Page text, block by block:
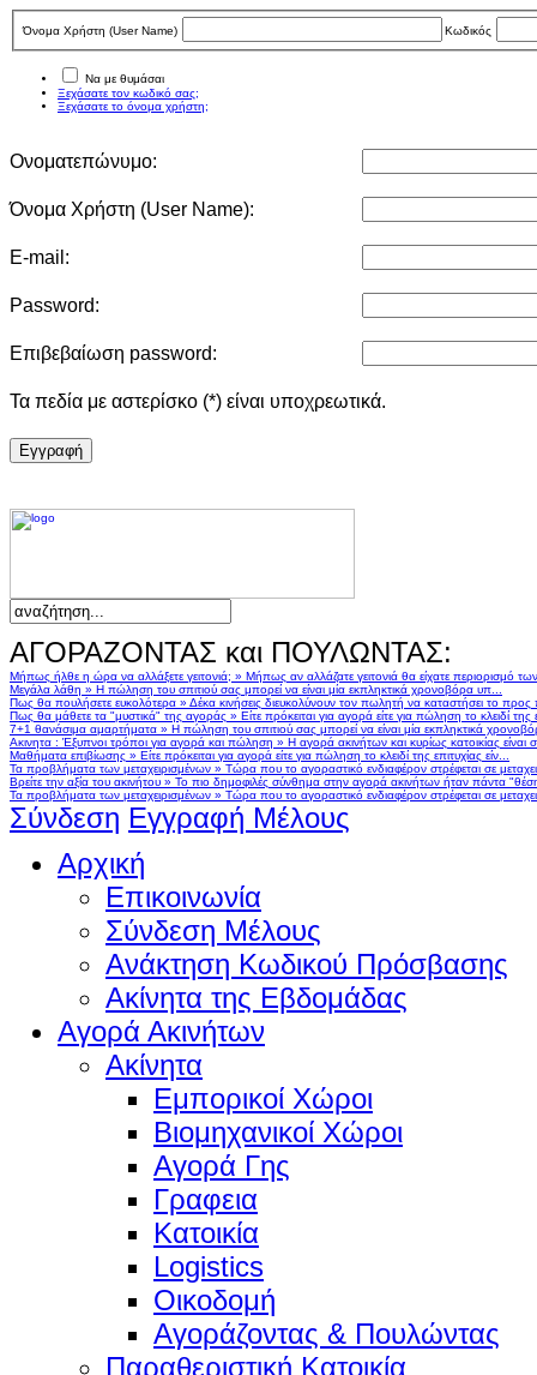
Όνομα Χρήστη (User Νame) Κωδικός
Να με θυμάσαι
Ξεχάσατε τον κωδικό σας;
Ξεχάσατε το όνομα χρήστη;
Ονοματεπώνυμο:
Όνομα Χρήστη (User Νame):
E-mail:
Password:
Επιβεβαίωση password:
Τα πεδία με αστερίσκο (*) είναι υποχρεωτικά.
Eγγραφή
ΑΓΟΡΑΖΟΝΤΑΣ και ΠΟΥΛΩΝΤΑΣ:
Μήπως ήλθε η ώρα να αλλάξετε γειτονιά; » Μήπως αν αλλάζατε γειτονιά θα είχατε περιορισμό
Μεγάλα λάθη » Η πώληση του σπιτιού σας μπορεί να είναι μία εκπληκτικά χρονοβόρα υπ...
Πως θα πουλήσετε ευκολότερα » Δέκα κινήσεις διευκολύνουν τον πωλητή να καταστήσει το
Πως θα μάθετε τα "μυστικά" της αγοράς » Είτε πρόκειται για αγορά είτε για πώληση το κλειδί της
7+1 θανάσιμα αμαρτήματα » Η πώληση του σπιτιού σας μπορεί να είναι μία εκπληκτικά
Ακινητα : Έξυπνοι τρόποι για αγορά και πώληση » Η αγορά ακινήτων και κυρίως κατοικίας
Μαθήματα επιβίωσης » Είτε πρόκειται για αγορά είτε για πώληση το κλειδί της επιτυχίας είν...
Τα προβλήματα των μεταχειρισμένων » Τώρα που το αγοραστικό ενδιαφέρον στρέφεται σε
Βρείτε την αξία του ακινήτου » Το πιο δημοφιλές σύνθημα στην αγορά ακινήτων ήταν πάντα
Τα προβλήματα των μεταχειρισμένων » Τώρα που το αγοραστικό ενδιαφέρον στρέφεται σε
Σύνδεση Εγγραφή Μέλους
Αρχική
Επικοινωνία
Σύνδεση Μέλους
Ανάκτηση Κωδικού Πρόσβασης
Ακίνητα της Εβδομάδας
Αγορά Ακινήτων
Ακίνητα
Εμπορικοί Χώροι
Βιομηχανικοί Χώροι
Αγορά Γης
Γραφεια
Κατοικία
Logistics
Οικοδομή
Αγοράζοντας & Πουλώντας
Παραθεριστική Κατοικία